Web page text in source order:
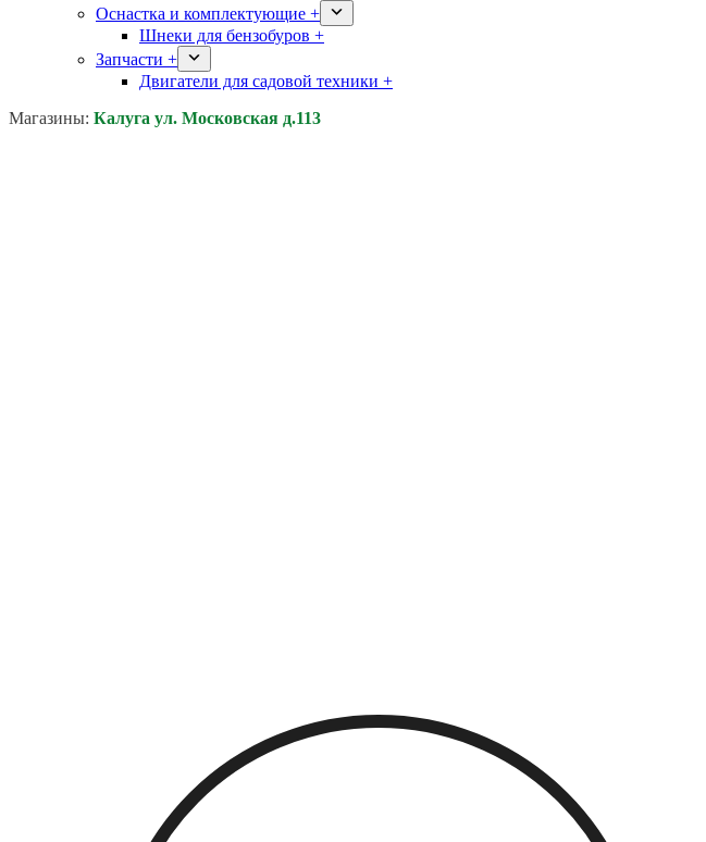
Оснастка и комплектующие +
Шнеки для бензобуров +
Запчасти +
Двигатели для садовой техники +
Магазины: Калуга ул. Московская д.113